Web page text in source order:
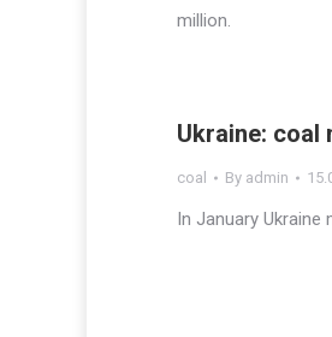
million.
Ukraine: coal
coal By admin
In January Ukraine